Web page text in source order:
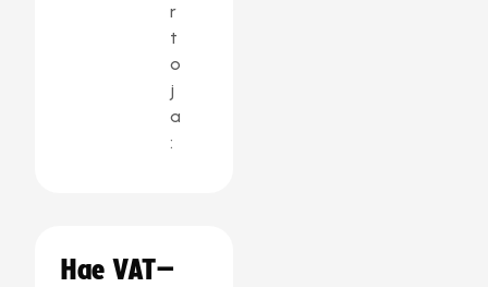
r
t
o
j
a
:
Hae VAT–